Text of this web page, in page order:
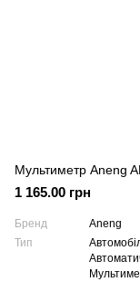
Мультиметр Aneng
1 165.00 грн
Бренд
Aneng
Тип